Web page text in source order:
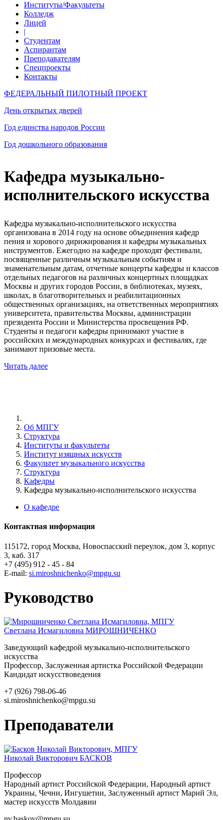
Институты/Факультеты
Колледж
Лицей
|
Студентам
Аспирантам
Преподавателям
Спецпроекты
Контакты
ФЕДЕРАЛЬНЫЙ ПИЛОТНЫЙ ПРОЕКТ
День открытых дверей
Год единства народов России
Год дошкольного образования
Кафедра музыкально-
исполнительского искусства
Кафедра музыкально-исполнительского искусства
организована в 2014 году на основе объединения кафедр
пения и хорового дирижирования и кафедры музыкальных
инструментов. Ежегодно на кафедре проходят фестивали,
посвященные различным музыкальным событиям и
знаменательным датам, отчетные концерты кафедры и классов
отдельных педагогов на различных концертных площадках
Москвы и других городов России, в библиотеках, музеях,
школах, в благотворительных и реабилитационных
общественных организациях, на ответственных мероприятиях
университета, правительства Москвы, администрации
президента России и Министерства просвещения РФ.
Студенты и педагоги кафедры принимают участие в
российских и международных конкурсах и фестивалях, где
занимают призовые места.
Читать далее
Об МПГУ
Структура
Институты и факультеты
Институт изящных искусств
Факультет музыкального искусства
Структура
Кафедры
Кафедра музыкально-исполнительского искусства
О кафедре
Контактная информация
115172, город Москва, Новоспасский переулок, дом 3, корпус
3, каб. 317
+7 (495) 912 - 45 - 84
E-mail: si.miroshnichenko@mpgu.su
Руководство
Светлана Исмагиловна МИРОШНИЧЕНКО
Заведующий кафедрой музыкально-исполнительского
искусства
Профессор, Заслуженная артистка Российской Федерации
Кандидат искусствоведения
+7 (926) 798-06-46
si.miroshnichenko@mpgu.su
Преподаватели
Николай Викторович БАСКОВ
Профессор
Народный артист Российской Федерации, Народный артист
Украины, Чечни, Ингушетии, Заслуженный артист Марий Эл,
мастер искусств Молдавии